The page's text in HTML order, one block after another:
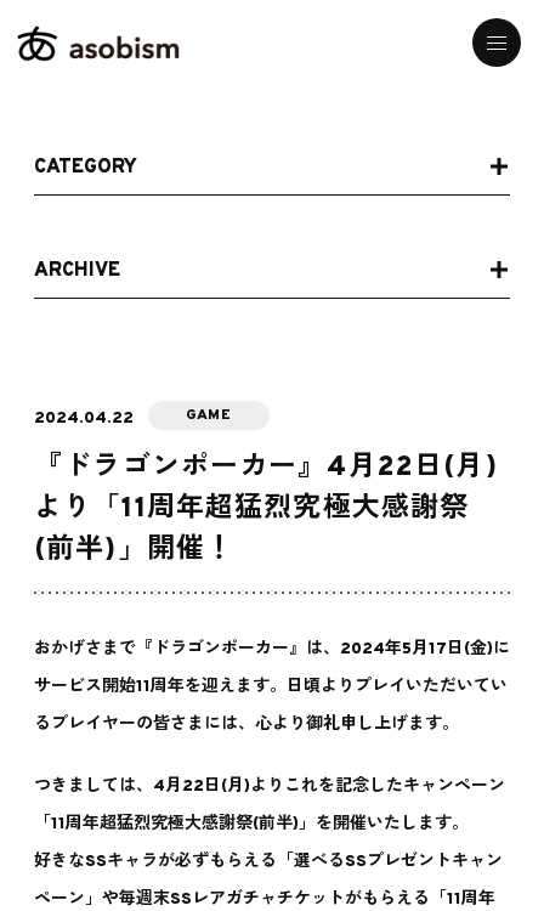
2024.04.22 GAME
『ドラゴンポーカー』4月22日(月)
より「11周年超猛烈究極大感謝祭
(前半)」開催！
おかげさまで『ドラゴンポーカー』は、2024年5月17日(金)に
サービス開始11周年を迎えます。日頃よりプレイいただいてい
るプレイヤーの皆さまには、心より御礼申し上げます。
つきましては、4月22日(月)よりこれを記念したキャンペーン
「11周年超猛烈究極大感謝祭(前半)」を開催いたします。
好きなSSキャラが必ずもらえる「選べるSSプレゼントキャン
ペーン」や毎週末SSレアガチャチケットがもらえる「11周年
CATEGORY
ARCHIVE